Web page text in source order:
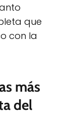
que
con la
más
del